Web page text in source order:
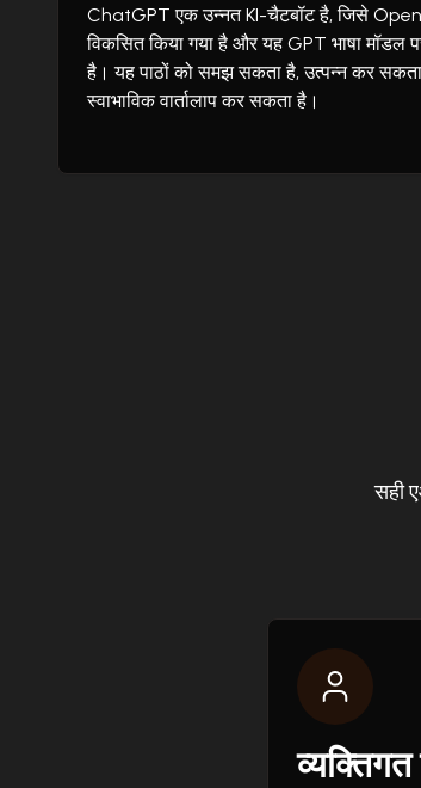
ChatGPT एक उन्नत KI-चैटबॉट है, जिसे
विकसित किया गया है और यह GPT भाषा मॉडल
है। यह पाठों को समझ सकता है, उत्पन्न कर
स्वाभाविक वार्तालाप कर सकता है।
सही
व्यक्तिगत